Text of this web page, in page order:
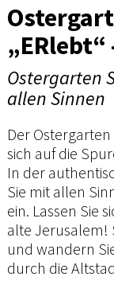
Ostergarten
allen Sinnen
Der
sich auf die
In der
Sie mit allen
ein. Lassen Sie
alte Jerusalem!
und wandern
durch die